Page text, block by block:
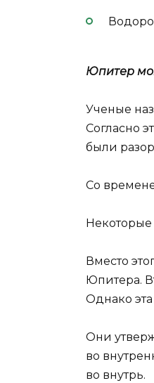
Юпитер
Ученые
Согласно
были
Со
Некоторые
Вместо
Юпитера.
Однако
Они
во
во внутрь.